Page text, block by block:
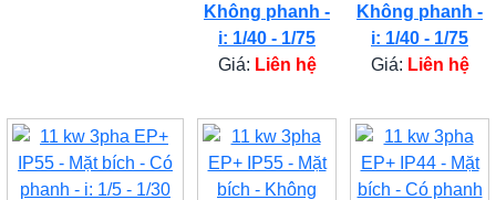
Không phanh -
i: 1/40 - 1/75
Giá: Liên hệ
Không phanh -
i: 1/40 - 1/75
Giá: Liên hệ